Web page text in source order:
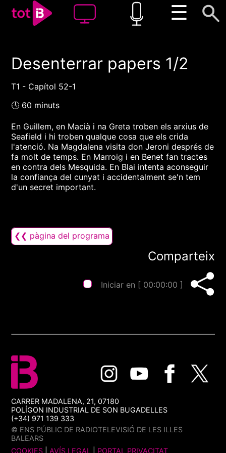
☰
00:00 00:00
1x
Desenterrar papers 1/2
T1 - Capítol 52-1
🕓 60 minuts
En Guillem, en Macià i na Greta troben els arxius de
Seafield i hi troben qualque cosa que els crida
l'atenció. Na Magdalena visita don Jeroni després de
fa molt de temps. En Marroig i en Benet fan tractes
en contra dels Mesquida. En Blai intenta aconseguir
la confiança del cunyat i accidentalment se'n tem
d'un secret important.
❮❮ pàgina del programa
Comparteix
Iniciar en [ 00:00:00 ]
CARRER MADALENA, 21, 07180
POLÍGON INDUSTRIAL DE SON BUGADELLES
(+34) 971 139 333
© ENS PÚBLIC DE RADIOTELEVISIÓ DE LES ILLES
BALEARS
COOKIES
AVÍS LEGAL PORTAL PRIVACITAT